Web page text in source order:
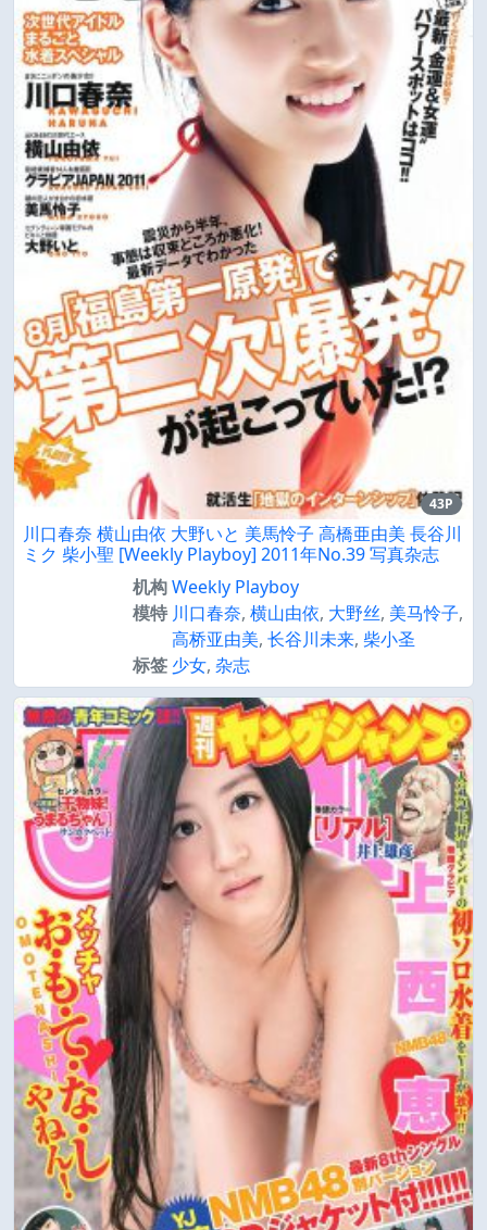
43P
川口春奈 横山由依 大野いと 美馬怜子 高橋亜由美 長谷川
ミク 柴小聖 [Weekly Playboy] 2011年No.39 写真杂志
机构Weekly Playboy
模特 川口春奈, 横山由依, 大野丝, 美马怜子,
高桥亚由美, 长谷川未来, 柴小圣
标签 少女, 杂志